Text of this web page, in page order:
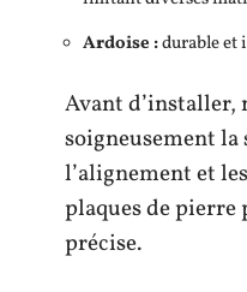
Ardoise :durable et
Avant d’installer,
soigneusement la
l’alignement et
plaques de
précise.